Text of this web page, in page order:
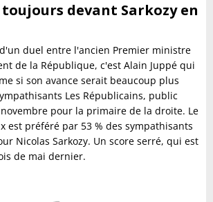
devant Sarkozy en
duel entre l'ancien Premier ministre
de la République, c'est Alain Juppé qui
si son avance serait beaucoup plus
Les Républicains, public
pour la primaire de la droite. Le
est préféré par 53 % des sympathisants
Nicolas Sarkozy. Un score serré, qui est
de mai dernier.